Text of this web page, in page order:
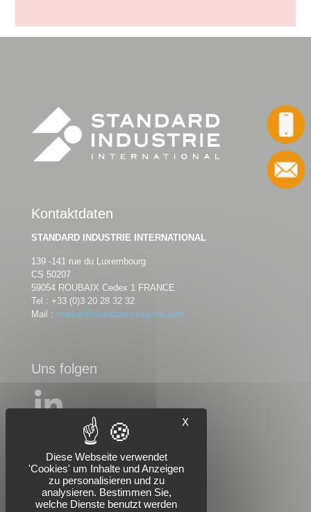
Kontaktdaten
STANDARD INDUSTRIE INTERNATIONAL
139 -141 rue du Luxembourg
CS 50207
59054 ROUBAIX Cedex 1 FRANCE
Tel : +33 (0)3 20 28 32 32
Mail : market@standard-industrie.com
Uns folgen
X
Diese Webseite verwendet
'Cookies' um Inhalte und Anzeigen
zu personalisieren und zu
analysieren. Bestimmen Sie,
welche Dienste benutzt werden